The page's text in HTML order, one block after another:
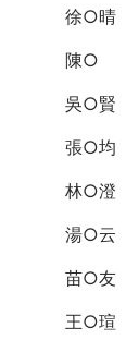
徐○晴
陳○
吳○賢
張○均
林○澄
湯○云
苗○友
王○瑄